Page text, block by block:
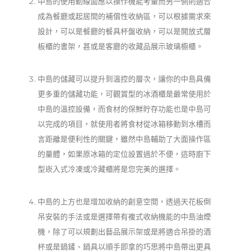
成為餐廳或起居間的補償性收納區，可以根據需求來
設計，可以是餐廳的餐具杯盤收納，可以是開放式層
板櫃的書架，甚或是客廳的收藏品展示玻璃櫥櫃。
中島的儲藏可以提升到溫控的層次，讓你的中島具備
更多重的儲藏功能，可觀賞型的冰酒櫃是最常使用於
中島的溫控設備，而食材的保鮮貯存功能也是中島可
以完成的項目，就使用者將食材從冰箱移動到水槽而
言距離是便利性的關鍵，雖然中島輔助了大面操作區
的量體，如果原冰箱的定位設置過於不便，這時廚下
型崁入式冷凍或冷藏櫃將是您完美的選擇。
中島的上方也是增加收納的創意空間，透過天花板倒
吊安裝的手法或是選擇帶有複式收納機能的中島油煙
機，除了可以規劃出藝品展示架或是將適合吊掛的酒
杯或是鍋鏟、鍋具以順手即拿的巧思將中島帶出更具